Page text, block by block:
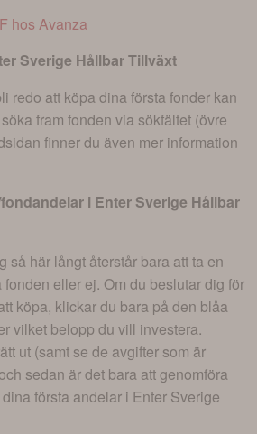
hos Avanza
Sverige Hållbar Tillväxt
redo att köpa dina första fonder kan
fram fonden via sökfältet (övre
finner du även mer information
i Enter Sverige Hållbar
så här långt återstår bara att ta en
eller ej. Om du beslutar dig för
köpa, klickar du bara på den blåa
vilket belopp du vill investera.
ut (samt se de avgifter som är
sedan är det bara att genomföra
första andelar i Enter Sverige